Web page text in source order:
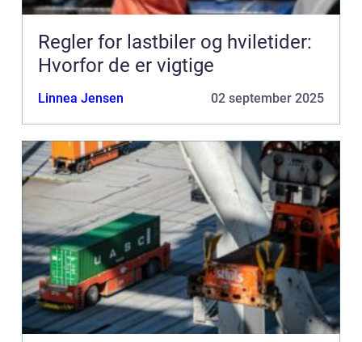
Regler for lastbiler og hviletider:
Hvorfor de er vigtige
Linnea Jensen 02 september 2025